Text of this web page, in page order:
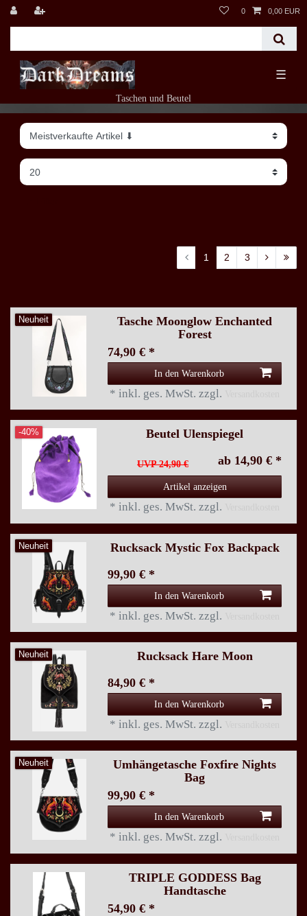
0 0,00 EUR
☰
Taschen und Beutel
1 2 3
Neuheit
Tasche Moonglow Enchanted
Forest
74,90 € *
In den Warenkorb
* inkl. ges. MwSt. zzgl.
-40% Beutel Ulenspiegel
UVP 24,90 € ab 14,90 € *
Artikel anzeigen
* inkl. ges. MwSt. zzgl.
Neuheit
Rucksack Mystic Fox Backpack
99,90 € *
In den Warenkorb
* inkl. ges. MwSt. zzgl.
Neuheit
Rucksack Hare Moon
84,90 € *
In den Warenkorb
* inkl. ges. MwSt. zzgl.
Neuheit
Umhängetasche Foxfire Nights
Bag
99,90 € *
In den Warenkorb
* inkl. ges. MwSt. zzgl.
TRIPLE GODDESS Bag
Handtasche
54,90 € *